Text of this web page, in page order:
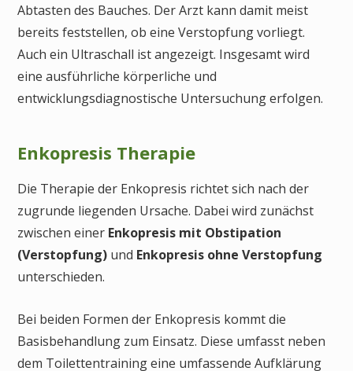
Abtasten des Bauches. Der Arzt kann damit meist
bereits feststellen, ob eine Verstopfung vorliegt.
Auch ein Ultraschall ist angezeigt. Insgesamt wird
eine ausführliche körperliche und
entwicklungsdiagnostische Untersuchung erfolgen.
Enkopresis Therapie
Die Therapie der Enkopresis richtet sich nach der
zugrunde liegenden Ursache. Dabei wird zunächst
zwischen einer Enkopresis mit Obstipation
(Verstopfung) und Enkopresis ohne Verstopfung
unterschieden.
Bei beiden Formen der Enkopresis kommt die
Basisbehandlung zum Einsatz. Diese umfasst neben
dem Toilettentraining eine umfassende Aufklärung